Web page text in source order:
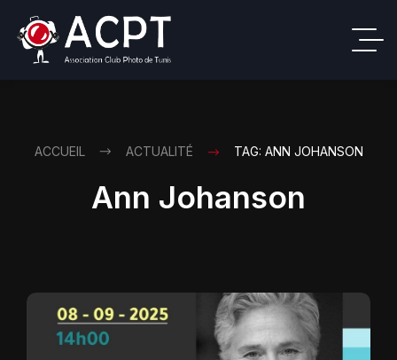
ACCUEIL ACTUALITÉ TAG: ANN JOHANSON
Ann Johanson